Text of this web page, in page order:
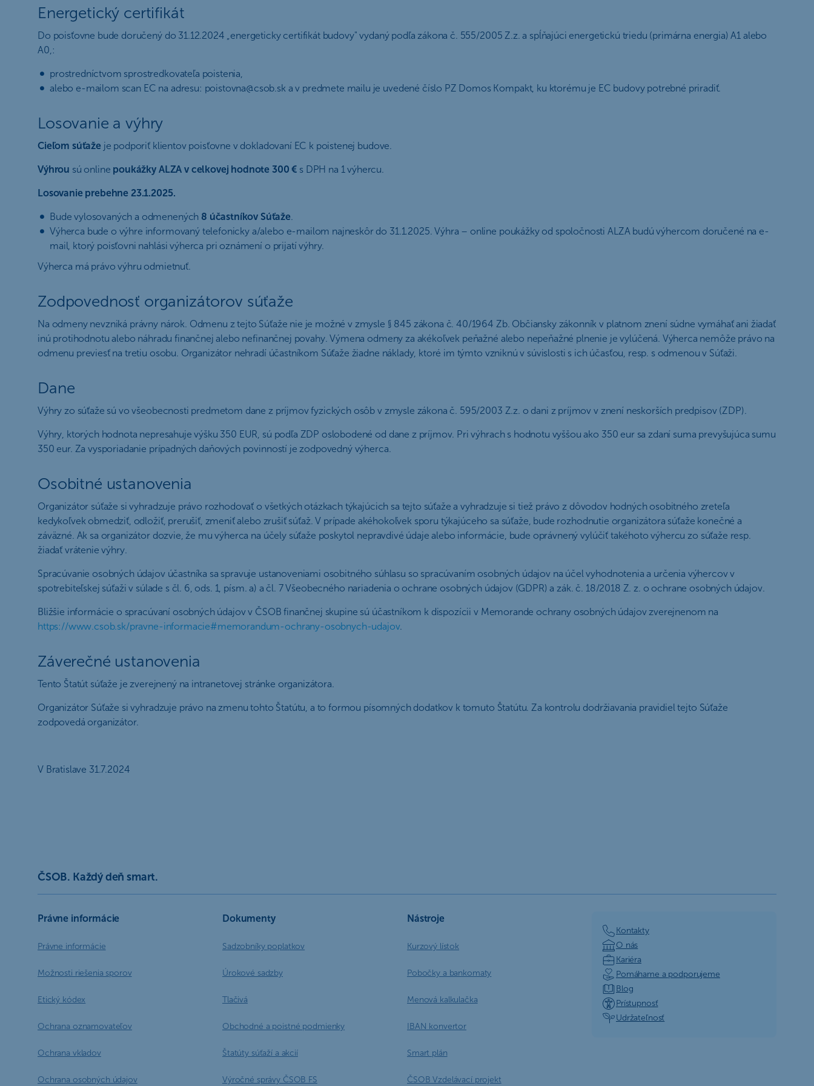
Energetický certifikát
Do poisťovne bude doručený do 31.12.2024 „energeticky certifikát budovy" vydaný podľa zákona č. 555/2005 Z.z. a spĺňajúci energetickú triedu (primárna energia) A1 alebo
A0,:
prostredníctvom sprostredkovateľa poistenia,
alebo e-mailom scan EC na adresu: poistovna@csob.sk a v predmete mailu je uvedené číslo PZ Domos Kompakt, ku ktorému je EC budovy potrebné priradiť.
Losovanie a výhry
Cieľom súťažeje podporiť klientov poisťovne v dokladovaní EC k poistenej budove.
Výhrou sú online poukážky ALZA v celkovej hodnote 300 € s DPH na 1 výhercu.
Losovanie prebehne 23.1.2025.
Bude vylosovaných a odmenených 8 účastníkov Súťaže.
Výherca bude o výhre informovaný telefonicky a/alebo e-mailom najneskôr do 31.1.2025. Výhra – online poukážky od spoločnosti ALZA budú výhercom doručené na e-
mail, ktorý poisťovni nahlási výherca pri oznámení o prijatí výhry.
Výherca má právo výhru odmietnuť.
Zodpovednosť organizátorov súťaže
Na odmeny nevzniká právny nárok. Odmenu z tejto Súťaže nie je možné v zmysle § 845 zákona č. 40/1964 Zb. Občiansky zákonník v platnom znení súdne vymáhať ani žiadať
inú protihodnotu alebo náhradu finančnej alebo nefinančnej povahy. Výmena odmeny za akékoľvek peňažné alebo nepeňažné plnenie je vylúčená. Výherca nemôže právo na
odmenu previesť na tretiu osobu. Organizátor nehradí účastníkom Súťaže žiadne náklady, ktoré im týmto vzniknú v súvislosti s ich účasťou, resp. s odmenou v Súťaži.
Dane
Výhry zo súťaže sú vo všeobecnosti predmetom dane z príjmov fyzických osôb v zmysle zákona č. 595/2003 Z.z. o dani z príjmov v znení neskorších predpisov (ZDP).
Výhry, ktorých hodnota nepresahuje výšku 350 EUR, sú podľa ZDP oslobodené od dane z príjmov. Pri výhrach s hodnotu vyššou ako 350 eur sa zdaní suma prevyšujúca sumu
350 eur. Za vysporiadanie prípadných daňových povinností je zodpovedný výherca.
Osobitné ustanovenia
Organizátor súťaže si vyhradzuje právo rozhodovať o všetkých otázkach týkajúcich sa tejto súťaže a vyhradzuje si tiež právo z dôvodov hodných osobitného zreteľa
kedykoľvek obmedziť, odložiť, prerušiť, zmeniť alebo zrušiť súťaž. V prípade akéhokoľvek sporu týkajúceho sa súťaže, bude rozhodnutie organizátora súťaže konečné a
záväzné. Ak sa organizátor dozvie, že mu výherca na účely súťaže poskytol nepravdivé údaje alebo informácie, bude oprávnený vylúčiť takéhoto výhercu zo súťaže resp.
žiadať vrátenie výhry.
Spracúvanie osobných údajov účastníka sa spravuje ustanoveniami osobitného súhlasu so spracúvaním osobných údajov na účel vyhodnotenia a určenia výhercov v
spotrebiteľskej súťaži v súlade s čl. 6, ods. 1, písm. a) a čl. 7 Všeobecného nariadenia o ochrane osobných údajov (GDPR) a zák. č. 18/2018 Z. z. o ochrane osobných údajov.
Bližšie informácie o spracúvaní osobných údajov v ČSOB finančnej skupine sú účastníkom k dispozícii v Memorande ochrany osobných údajov zverejnenom na
https://www.csob.sk/pravne-informacie#memorandum-ochrany-osobnych-udajov.
Záverečné ustanovenia
Tento Štatút súťaže je zverejnený na intranetovej stránke organizátora.
Organizátor Súťaže si vyhradzuje právo na zmenu tohto Štatútu, a to formou písomných dodatkov k tomuto Štatútu. Za kontrolu dodržiavania pravidiel tejto Súťaže
zodpovedá organizátor.
V Bratislave 31.7.2024
ČSOB. Každý deň smart.
Právne informácie
Právne informácie
Možnosti riešenia sporov
Etický kódex
Ochrana oznamovateľov
Ochrana vkladov
Ochrana osobných údajov
Dokumenty
Sadzobníky poplatkov
Úrokové sadzby
Tlačivá
Obchodné a poistné podmienky
Štatúty súťaží a akcií
Výročné správy ČSOB FS
Nástroje
Kurzový lístok
Pobočky a bankomaty
Menová kalkulačka
IBAN konvertor
Smart plán
ČSOB Vzdelávací projekt
Kontakty
O nás
Kariéra
Pomáhame a podporujeme
Blog
Prístupnosť
Udržateľnosť